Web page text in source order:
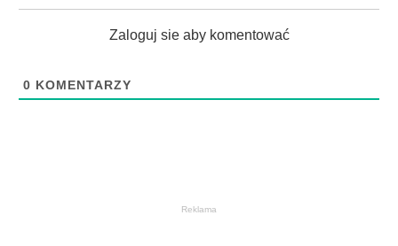
Zaloguj sie aby komentować
0 KOMENTARZY
Reklama